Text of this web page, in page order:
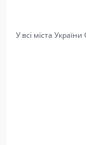
У всі міста